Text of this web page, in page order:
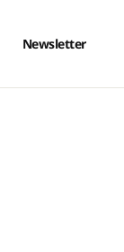
Newsletter